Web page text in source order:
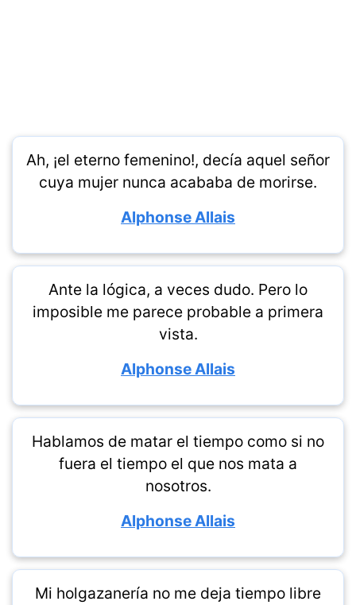
Ah, ¡el eterno femenino!, decía aquel señor
cuya mujer nunca acababa de morirse.
Alphonse Allais
Ante la lógica, a veces dudo. Pero lo
imposible me parece probable a primera
vista.
Alphonse Allais
Hablamos de matar el tiempo como si no
fuera el tiempo el que nos mata a
nosotros.
Alphonse Allais
Mi holgazanería no me deja tiempo libre